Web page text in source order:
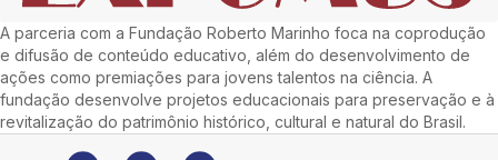
A parceria com a Fundação Roberto Marinho foca na coprodução
e difusão de conteúdo educativo, além do desenvolvimento de
ações como premiações para jovens talentos na ciência. A
fundação desenvolve projetos educacionais para preservação e à
revitalização do patrimônio histórico, cultural e natural do Brasil.